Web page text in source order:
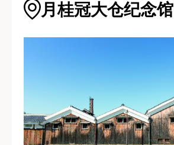
月桂冠大仓纪念馆